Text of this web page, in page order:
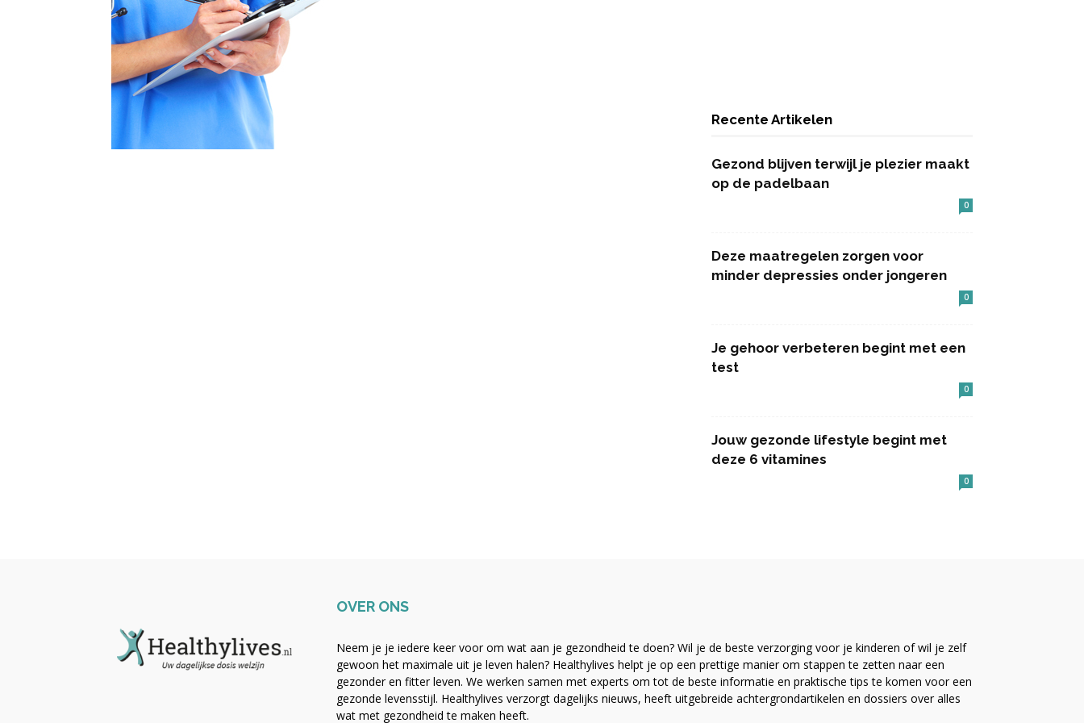
Recente Artikelen
Gezond blijven terwijl je plezier maakt
op de padelbaan
0
Deze maatregelen zorgen voor
minder depressies onder jongeren
0
Je gehoor verbeteren begint met een
test
0
Jouw gezonde lifestyle begint met
deze 6 vitamines
0
OVER ONS
Neem je je iedere keer voor om wat aan je gezondheid te doen? Wil je de beste verzorging voor je kinderen of wil je zelf
gewoon het maximale uit je leven halen? Healthylives helpt je op een prettige manier om stappen te zetten naar een
gezonder en fitter leven. We werken samen met experts om tot de beste informatie en praktische tips te komen voor een
gezonde levensstijl. Healthylives verzorgt dagelijks nieuws, heeft uitgebreide achtergrondartikelen en dossiers over alles
wat met gezondheid te maken heeft.